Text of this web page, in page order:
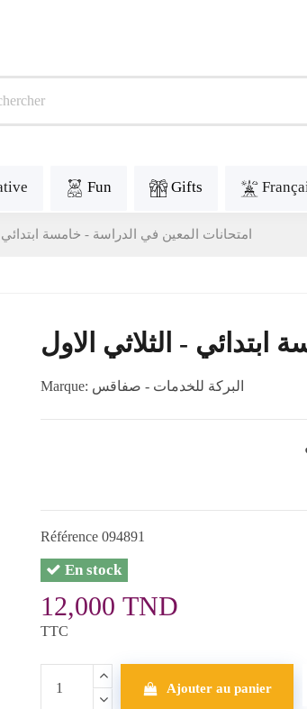
Fun Gifts
امتحانات المعين في الدراسة - خامسة ابتدائي
- الثلاثي الاول
Marque: البركة للخدمات - صفاقس
Référence 094891
En stock
12,000 TND
TTC
Ajouter au panier